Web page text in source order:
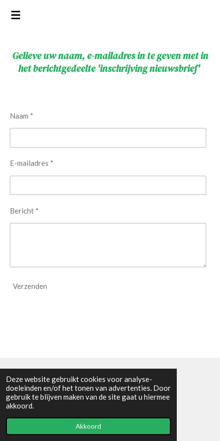
Deze website gebruikt cookies voor analyse-
doeleinden en/of het tonen van advertenties. Door
gebruik te blijven maken van de site gaat u hiermee
akkoord.
Akkoord
Ga
hoofdinhoud
Gelieve uw naam, e-mailadres in te geven met in
het berichtgedeelte 'inschrijving nieuwsbrief'
Naam *
E-mailadres *
Bericht *
Verzenden
Algemene voorwaarden
© 2021 - RC en mineralenshop Het vlinderpad